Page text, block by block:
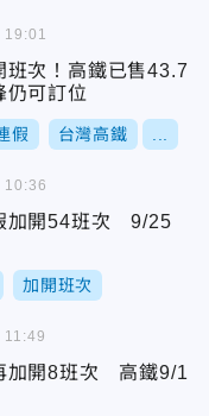
班次！高鐵已售43.7
可訂位
假 台灣高鐵
加開54班次 9/25
加開班次
10:36
加開8班次 高鐵9/1
11:49